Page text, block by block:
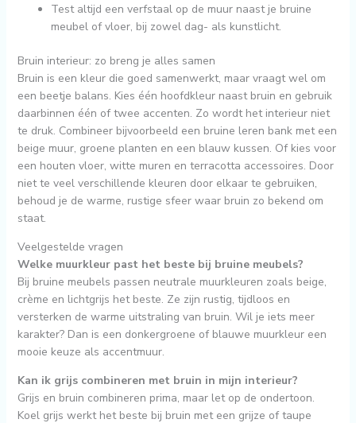
Test altijd een verfstaal op de muur naast je bruine
meubel of vloer, bij zowel dag- als kunstlicht.
Bruin interieur: zo breng je alles samen
Bruin is een kleur die goed samenwerkt, maar vraagt wel om
een beetje balans. Kies één hoofdkleur naast bruin en gebruik
daarbinnen één of twee accenten. Zo wordt het interieur niet
te druk. Combineer bijvoorbeeld een bruine leren bank met een
beige muur, groene planten en een blauw kussen. Of kies voor
een houten vloer, witte muren en terracotta accessoires. Door
niet te veel verschillende kleuren door elkaar te gebruiken,
behoud je de warme, rustige sfeer waar bruin zo bekend om
staat.
Veelgestelde vragen
Welke muurkleur past het beste bij bruine meubels?
Bij bruine meubels passen neutrale muurkleuren zoals beige,
crème en lichtgrijs het beste. Ze zijn rustig, tijdloos en
versterken de warme uitstraling van bruin. Wil je iets meer
karakter? Dan is een donkergroene of blauwe muurkleur een
mooie keuze als accentmuur.
Kan ik grijs combineren met bruin in mijn interieur?
Grijs en bruin combineren prima, maar let op de ondertoon.
Koel grijs werkt het beste bij bruin met een grijze of taupe